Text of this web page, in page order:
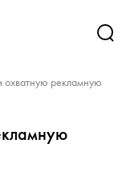
охватную рекламную